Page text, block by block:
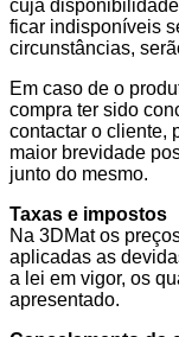
cuja
ficar indisponíveis
circunstâncias,
Em caso de o
compra ter sido
contactar o cliente,
maior brevidade
junto do mesmo.
Taxas e impostos
Na 3DMat os
aplicadas as
a lei em vigor, os
apresentado.